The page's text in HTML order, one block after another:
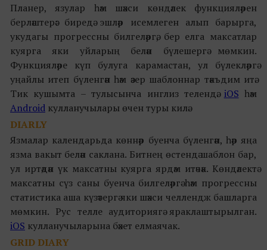
Планер, язулар һәм шәхси көндәлек функцияләрен
берләштерә: биредә эшләр исемлеген алып барырга,
укудагы прогрессны билгеләргә, бер елга максатлар
куярга яки уйларың белән бүлешергә мөмкин.
Функцияләре күп булуга карамастан, ул бүлекләргә
уңайлы итеп бүленгән һәм әзер шаблоннар тәкъдим итә.
Тик кушымта – тулысынча инглиз телендә. iOS һәм
Android кулланучылары өчен туры килә.
DIARLY
Язмалар календарьда көннәр буенча бүленгән, һәр яңа
язма вакыт белән саклана. Битнең өстендә шаблон бар,
ул иртәдән үк максатны куярга ярдәм итәчәк. Көндәлектә
максатны сүз саны буенча билгеләргә һәм прогрессны
статистика аша күзәтергә яки шәхси челлендж башларга
мөмкин. Рус телле аудиториягә яраклаштырылган.
iOS кулланучыларына бәхет елмаячак.
GRID DIARY